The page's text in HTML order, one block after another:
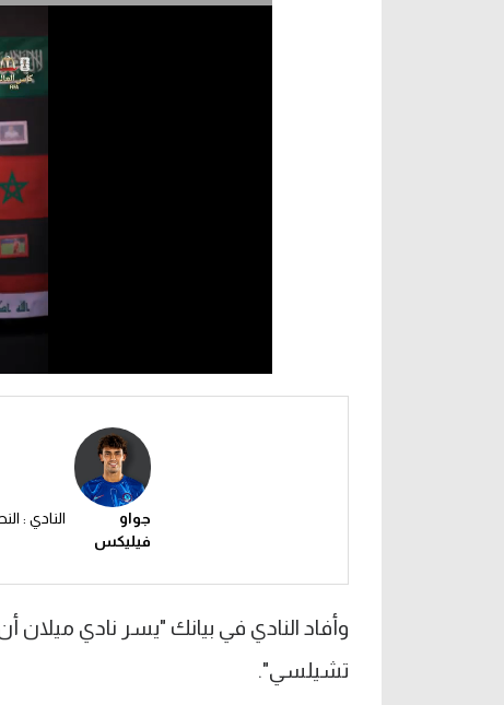
جواو
فيليكس
النادي :
وأفاد النادي في بيانك "يسر نادي
تشيلسي".